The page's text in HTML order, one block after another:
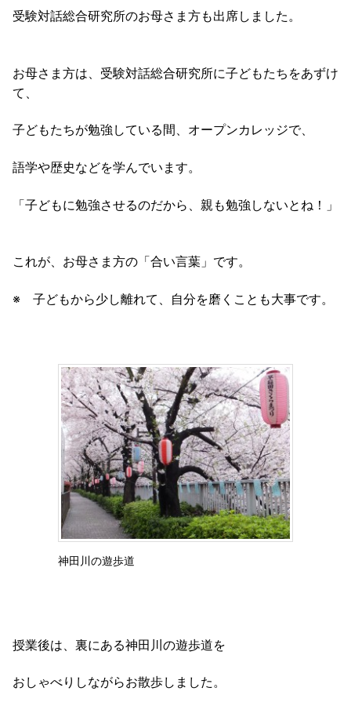
受験対話総合研究所のお母さま方も出席しました。
お母さま方は、受験対話総合研究所に子どもたちをあずけ
て、
子どもたちが勉強している間、オープンカレッジで、
語学や歴史などを学んでいます。
「子どもに勉強させるのだから、親も勉強しないとね！」
これが、お母さま方の「合い言葉」です。
※ 子どもから少し離れて、自分を磨くことも大事です。
神田川の遊歩道
授業後は、裏にある神田川の遊歩道を
おしゃべりしながらお散歩しました。